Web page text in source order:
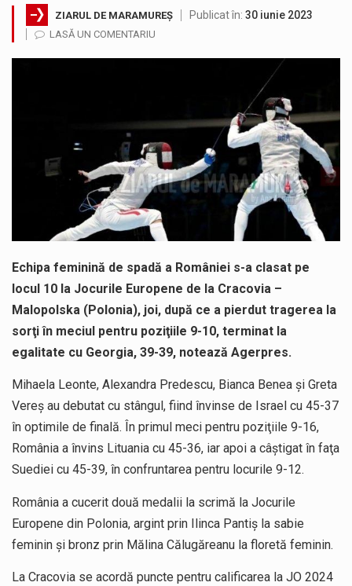
A fost finalizat proiectul care prevede un nou spatiu de joacă pentru copiii din localitatea Tulghieș. Primarul comunei Miresu Mare,…
Deputatul AUR de Maramureș, Daniel Ciornei, critică modul în care Parlamentul este chemat să ratifice acordul de împrumut în valoare…
În acest sfârșit de săptămână, jandarmii maramureșeni vor fi prezenți la manifestările cultural-artistice și sportive care vor avea loc pe…
Proiectul de lege privind Strategia națională pentru conservarea biodiversității a fost din nou dezbătut ieri și în final adoptat de…
Tot mai multi băimăreni semnalează prezența cersetorilor de etnie romă pe raza municipiului. Orasul este la propriu impânzit de ei…
ZIARUL DE MARAMUREȘ Publicat în: 30 iunie 2023
LASĂ UN COMENTARIU
Echipa feminină de spadă a României s-a clasat pe
locul 10 la Jocurile Europene de la Cracovia –
Malopolska (Polonia), joi, după ce a pierdut tragerea la
sorţi în meciul pentru poziţiile 9-10, terminat la
egalitate cu Georgia, 39-39, notează Agerpres.
Mihaela Leonte, Alexandra Predescu, Bianca Benea şi Greta
Vereş au debutat cu stângul, fiind învinse de Israel cu 45-37
în optimile de finală. În primul meci pentru poziţiile 9-16,
România a învins Lituania cu 45-36, iar apoi a câştigat în faţa
Suediei cu 45-39, în confruntarea pentru locurile 9-12.
România a cucerit două medalii la scrimă la Jocurile
Europene din Polonia, argint prin Ilinca Pantiş la sabie
feminin şi bronz prin Mălina Călugăreanu la floretă feminin.
La Cracovia se acordă puncte pentru calificarea la JO 2024